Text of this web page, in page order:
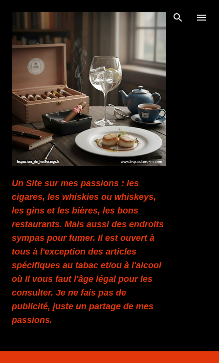
Accéder au contenu principal
Un Site sur mes passions : les
cigares, les whiskies ou whiskeys,
les gins et les bières, les bons
restaurants. Mais aussi des endroits
sympas pour fumer. Il est ouvert à
tous à l'exception des articles
spécifiques au tabac et/ou à l'alcool
où Il vous faut l'âge légal pour les
consulter. Je ne fais pas de
publicité, juste un partage de mes
passions.